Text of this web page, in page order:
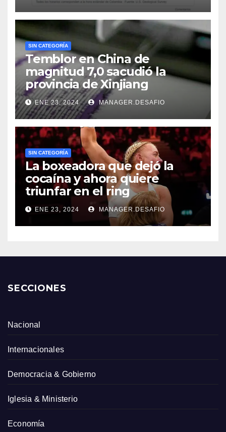
SIN CATEGORÍA
Temblor en China de
magnitud 7,0 sacudió la
provincia de Xinjiang
ENE 23, 2024 MANAGER.DESAFIO
SIN CATEGORÍA
La boxeadora que dejó la
cocaína y ahora quiere
triunfar en el ring​
ENE 23, 2024 MANAGER.DESAFIO
SECCIONES
Nacional
Internacionales
Democracia & Gobierno
Iglesia & Ministerio
Economía